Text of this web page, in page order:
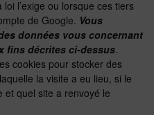
l’exige ou lorsque ces tiers
de Google. Vous
données vous concernant
fins décrites ci-dessus.
cookies pour stocker des
la visite a eu lieu, si le
et quel site a renvoyé le